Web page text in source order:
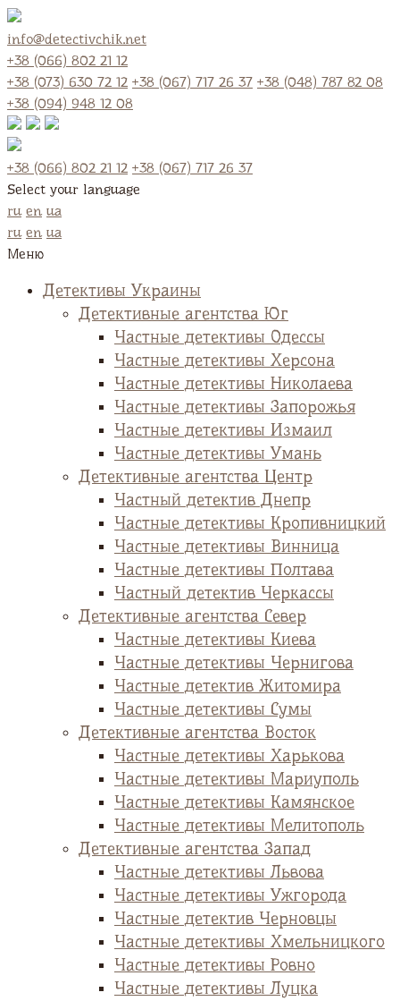
info@detectivchik.net
+38 (066) 802 21 12
+38 (073) 630 72 12 +38 (067) 717 26 37 +38 (048) 787 82 08
+38 (094) 948 12 08
+38 (066) 802 21 12 +38 (067) 717 26 37
Select your language
ru en ua
ru en ua
Меню
Детективы Украины
Детективные агентства Юг
Частные детективы Одессы
Частные детективы Херсона
Частные детективы Николаева
Частные детективы Запорожья
Частные детективы Измаил
Частные детективы Умань
Детективные агентства Центр
Частный детектив Днепр
Частные детективы Кропивницкий
Частные детективы Винница
Частные детективы Полтава
Частный детектив Черкассы
Детективные агентства Север
Частные детективы Киева
Частные детективы Чернигова
Частные детектив Житомира
Частные детективы Сумы
Детективные агентства Восток
Частные детективы Харькова
Частные детективы Мариуполь
Частные детективы Камянское
Частные детективы Мелитополь
Детективные агентства Запад
Частные детективы Львова
Частные детективы Ужгорода
Частные детектив Черновцы
Частные детективы Хмельницкого
Частные детективы Ровно
Частные детективы Луцка